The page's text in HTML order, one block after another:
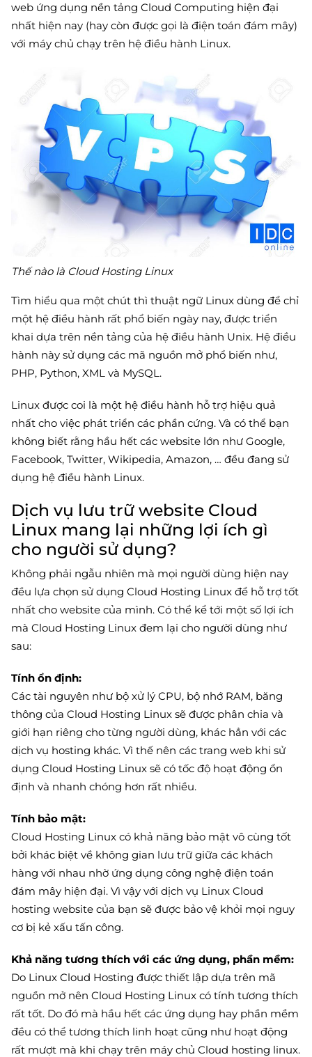
web ứng dụng nền tảng Cloud Computing hiện đại
nhất hiện nay (hay còn được gọi là điện toán đám mây)
với máy chủ chạy trên hệ điều hành Linux.
Thế nào là Cloud Hosting Linux
Tìm hiểu qua một chút thì thuật ngữ Linux dùng để chỉ
một hệ điều hành rất phổ biến ngày nay, được triển
khai dựa trên nền tảng của hệ điều hành Unix. Hệ điều
hành này sử dụng các mã nguồn mở phổ biến như,
PHP, Python, XML và MySQL.
Linux được coi là một hệ điều hành hỗ trợ hiệu quả
nhất cho việc phát triển các phần cứng. Và có thể bạn
không biết rằng hầu hết các website lớn như Google,
Facebook, Twitter, Wikipedia, Amazon, … đều đang sử
dụng hệ điều hành Linux.
Dịch vụ lưu trữ website Cloud
Linux mang lại những lợi ích gì
cho người sử dụng?
Không phải ngẫu nhiên mà mọi người dùng hiện nay
đều lựa chọn sử dụng Cloud Hosting Linux để hỗ trợ tốt
nhất cho website của mình. Có thể kể tới một số lợi ích
mà Cloud Hosting Linux đem lại cho người dùng như
sau:
Tính ổn định:
Các tài nguyên như bộ xử lý CPU, bộ nhớ RAM, băng
thông của Cloud Hosting Linux sẽ được phân chia và
giới hạn riêng cho từng người dùng, khác hẳn với các
dịch vụ hosting khác. Vì thế nên các trang web khi sử
dụng Cloud Hosting Linux sẽ có tốc độ hoạt động ổn
định và nhanh chóng hơn rất nhiều.
Tính bảo mật:
Cloud Hosting Linux có khả năng bảo mật vô cùng tốt
bởi khác biệt về không gian lưu trữ giữa các khách
hàng với nhau nhờ ứng dụng công nghệ điện toán
đám mây hiện đại. Vì vậy với dịch vụ Linux Cloud
hosting website của bạn sẽ được bảo vệ khỏi mọi nguy
cơ bị kẻ xấu tấn công.
Khả năng tương thích với các ứng dụng, phần mềm:
Do Linux Cloud Hosting được thiết lập dựa trên mã
nguồn mở nên Cloud Hosting Linux có tính tương thích
rất tốt. Do đó mà hầu hết các ứng dụng hay phần mềm
đều có thể tương thích linh hoạt cũng như hoạt động
rất mượt mà khi chạy trên máy chủ Cloud hosting linux.